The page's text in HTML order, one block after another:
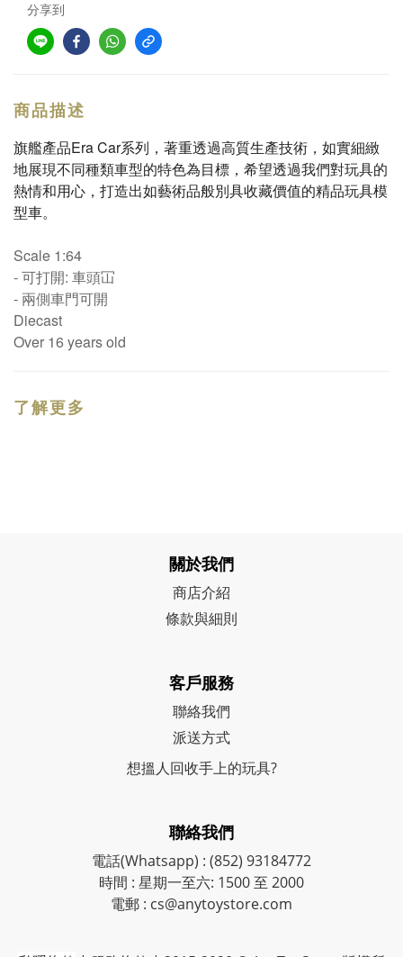
分享到
商品描述
旗艦產品Era Car系列，著重透過高質生產技術，如實細緻
地展現不同種類車型的特色為目標，希望透過我們對玩具的
熱情和用心，打造出如藝術品般別具收藏價值的精品玩具模
型車。
Scale 1:64
- 可打開: 車頭冚
- 兩側車門可開
Diecast
Over 16 years old
了解更多
關於我們
商店介紹
條款與細則
客戶服務
聯絡我們
派送方式
想搵人回收手上的玩具?
聯絡我們
電話(Whatsapp) : (852) 93184772
時間 : 星期一至六: 1500 至 2000
電郵 : cs@anytoystore.com